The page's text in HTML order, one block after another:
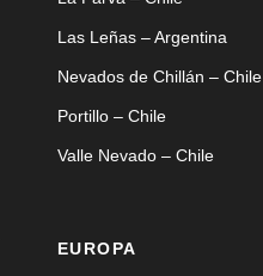
Las Leñas – Argentina
Nevados de Chillán – Chile
Portillo – Chile
Valle Nevado – Chile
EUROPA